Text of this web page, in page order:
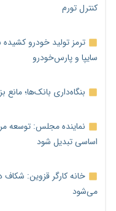
کنترل تورم
سایپا و پارس‌خودرو
بنگاه‌داری بانک‌ها؛
نماینده مجلس: توسعه
اساسی تبدیل شود
خانه کارگر قزوین:
می‌شود